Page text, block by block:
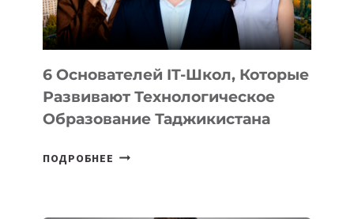
OPENAI
6 Основателей IT-Школ, Которые
Развивают Технологическое
Образование Таджикистана
ПОДРОБНЕЕ 6